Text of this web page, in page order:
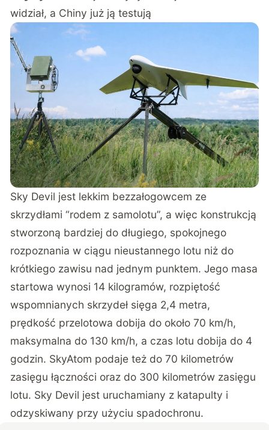
widział, a Chiny już ją testują
Sky Devil jest lekkim bezzałogowcem ze
skrzydłami “rodem z samolotu”, a więc konstrukcją
stworzoną bardziej do długiego, spokojnego
rozpoznania w ciągu nieustannego lotu niż do
krótkiego zawisu nad jednym punktem. Jego masa
startowa wynosi 14 kilogramów, rozpiętość
wspomnianych skrzydeł sięga 2,4 metra,
prędkość przelotowa dobija do około 70 km/h,
maksymalna do 130 km/h, a czas lotu dobija do 4
godzin. SkyAtom podaje też do 70 kilometrów
zasięgu łączności oraz do 300 kilometrów zasięgu
lotu. Sky Devil jest uruchamiany z katapulty i
odzyskiwany przy użyciu spadochronu.